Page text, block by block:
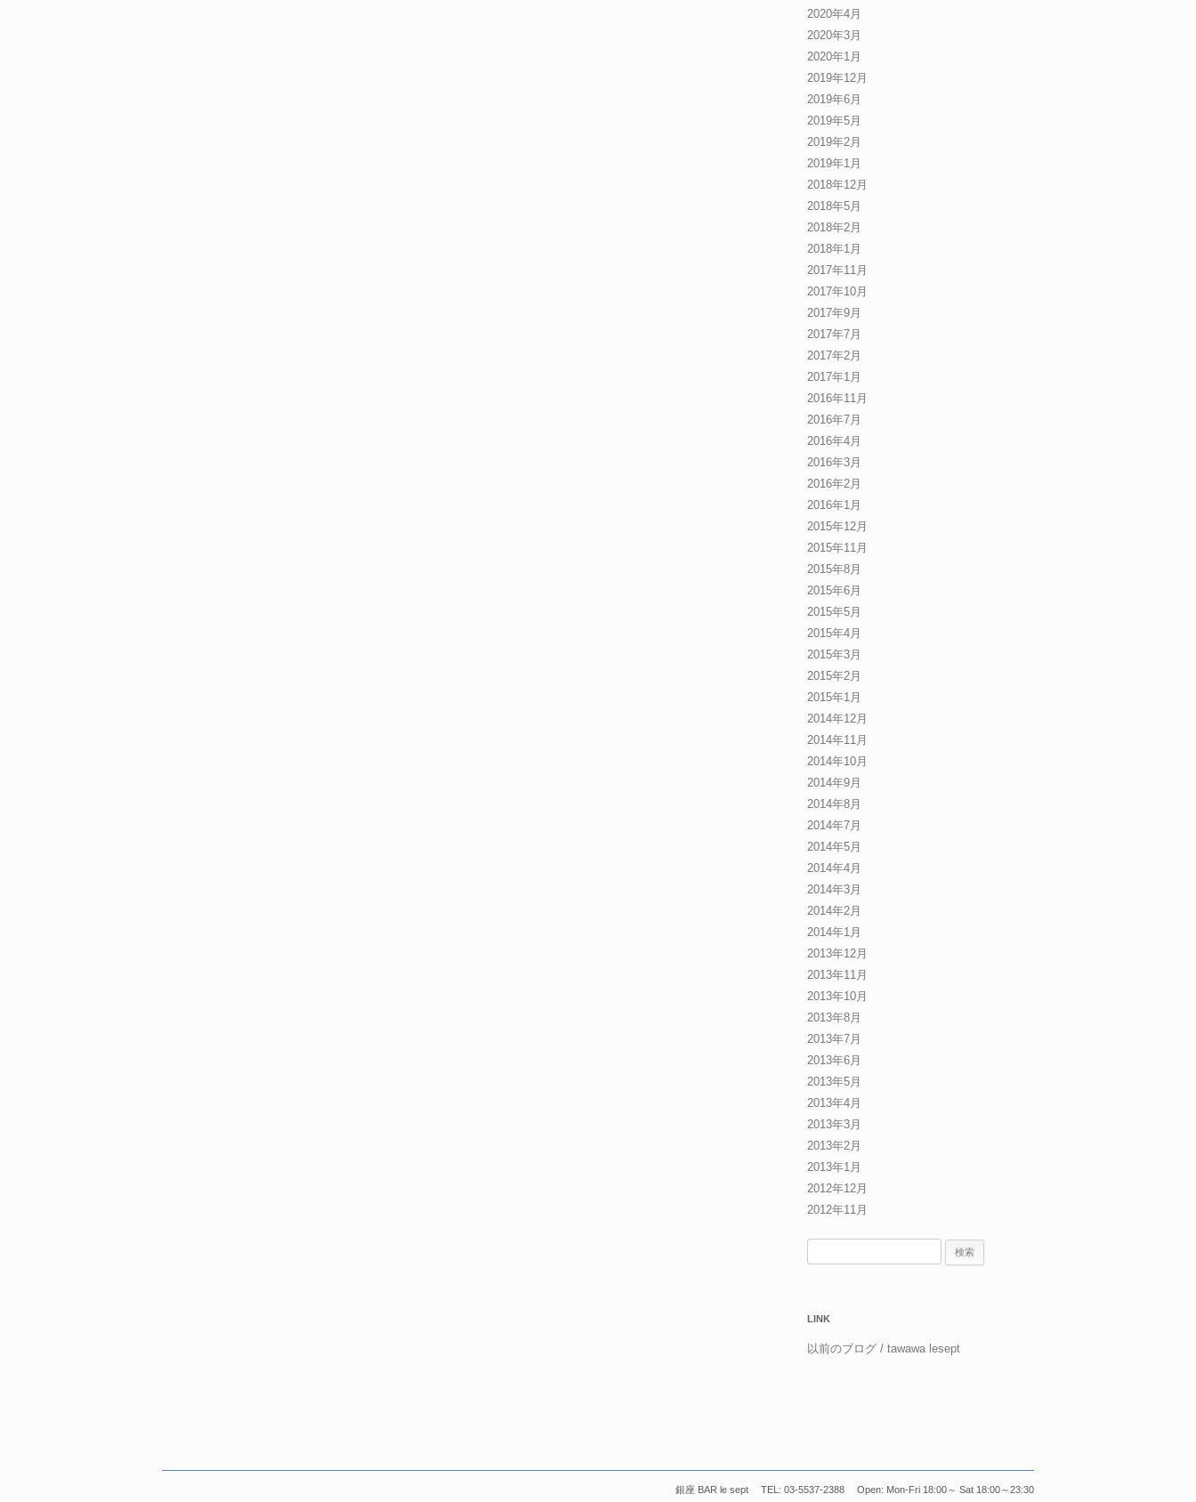
2020年4月
2020年3月
2020年1月
2019年12月
2019年6月
2019年5月
2019年2月
2019年1月
2018年12月
2018年5月
2018年2月
2018年1月
2017年11月
2017年10月
2017年9月
2017年7月
2017年2月
2017年1月
2016年11月
2016年7月
2016年4月
2016年3月
2016年2月
2016年1月
2015年12月
2015年11月
2015年8月
2015年6月
2015年5月
2015年4月
2015年3月
2015年2月
2015年1月
2014年12月
2014年11月
2014年10月
2014年9月
2014年8月
2014年7月
2014年5月
2014年4月
2014年3月
2014年2月
2014年1月
2013年12月
2013年11月
2013年10月
2013年8月
2013年7月
2013年6月
2013年5月
2013年4月
2013年3月
2013年2月
2013年1月
2012年12月
2012年11月
LINK
以前のブログ / tawawa lesept
銀座 BAR le sept TEL: 03-5537-2388 Open: Mon-Fri 18:00～ Sat 18:00～23:30